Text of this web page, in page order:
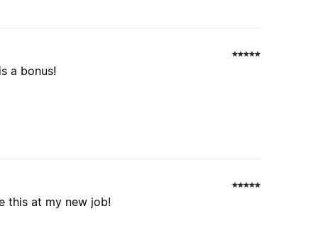
a bonus!
this at my new job!